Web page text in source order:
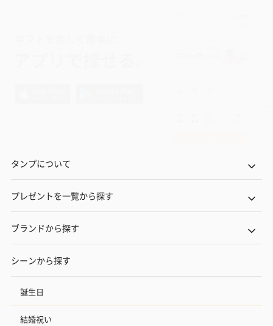
タンプについて
プレゼントを一覧から探す
ブランドから探す
シーンから探す
誕生日
結婚祝い